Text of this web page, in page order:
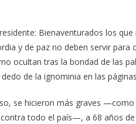
Bienaventurados los
y de paz no deben servir
ocultan tras la bondad de las
de la ignominia en las
se hicieron más graves
todo el país—, a 68 años